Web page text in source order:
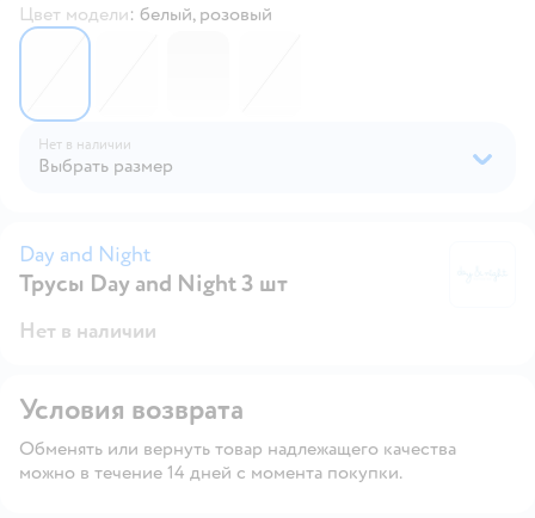
Цвет модели: белый, розовый
6555926
Нет в наличии
Выбрать размер
Day and Night
Трусы Day and Night 3 шт
Нет в наличии
Условия возврата
Обменять или вернуть товар надлежащего качества
можно в течение 14 дней с момента покупки.